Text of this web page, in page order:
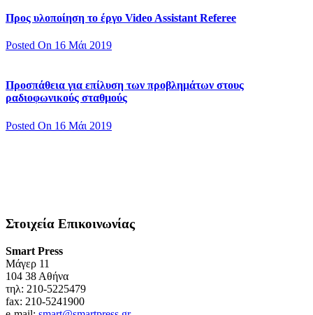
Προς υλοποίηση το έργο Video Assistant Referee
Posted On 16 Μάι 2019
Προσπάθεια για επίλυση των προβλημάτων στους
ραδιοφωνικούς σταθμούς
Posted On 16 Μάι 2019
Στοιχεία Επικοινωνίας
Smart Press
Mάγερ 11
104 38 Αθήνα
τηλ: 210-5225479
fax: 210-5241900